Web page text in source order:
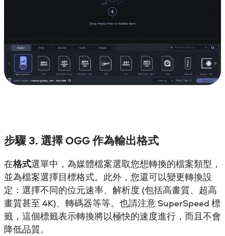
步驟 3. 選擇 OGG 作為輸出格式
在格式選單中，為媒體檔案選取您想轉換的檔案類型，
並為檔案選擇目標格式。此外，您還可以變更轉換設
定：選擇不同的位元速率、解析度 (包括高畫質、超高
畫質甚至 4K)、轉碼器等等。也請注意 SuperSpeed 標
籤，這個標籤表示轉換將以極快的速度進行，而且不會
降低品質。